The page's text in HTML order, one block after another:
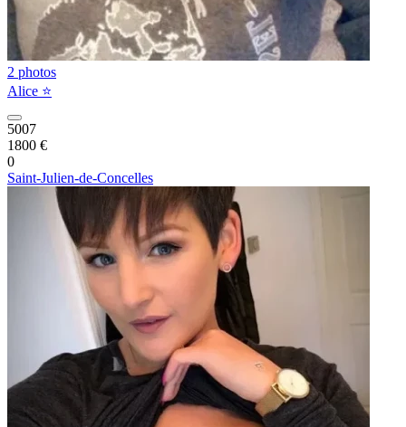
2 photos
Alice ⭐️
5007
1800 €
0
Saint-Julien-de-Concelles